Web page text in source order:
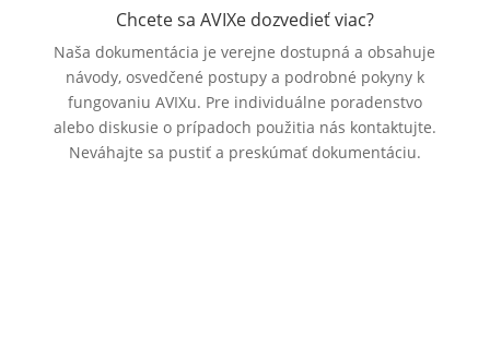
Chcete sa AVIXe dozvedieť viac?
Naša dokumentácia je verejne dostupná a obsahuje
návody, osvedčené postupy a podrobné pokyny k
fungovaniu AVIXu. Pre individuálne poradenstvo
alebo diskusie o prípadoch použitia nás kontaktujte.
Neváhajte sa pustiť a preskúmať dokumentáciu.